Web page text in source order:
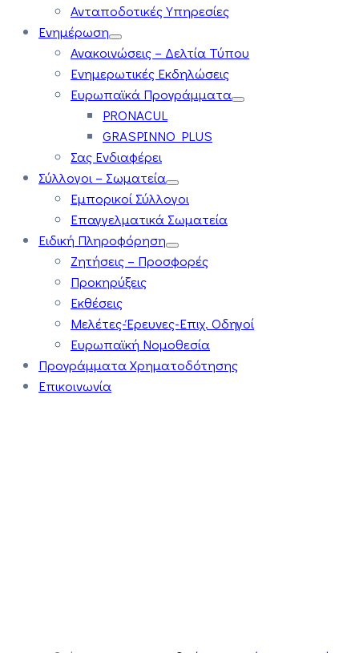
Ανταποδοτικές Υπηρεσίες
Ενημέρωση
Ανακοινώσεις – Δελτία Τύπου
Ενημερωτικές Εκδηλώσεις
Ευρωπαϊκά Προγράμματα
PRONACUL
GRASPINNO PLUS
Σας Ενδιαφέρει
Σύλλογοι – Σωματεία
Εμπορικοί Σύλλογοι
Επαγγελματικά Σωματεία
Ειδική Πληροφόρηση
Ζητήσεις – Προσφορές
Προκηρύξεις
Εκθέσεις
Μελέτες-Έρευνες-Επιχ. Οδηγοί
Ευρωπαϊκή Νομοθεσία
Προγράμματα Χρηματοδότησης
Επικοινωνία